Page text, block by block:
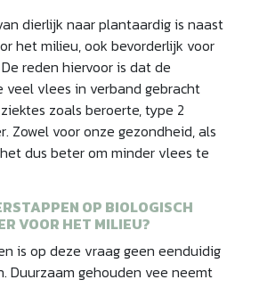
dierlijk naar plantaardig is naast
het milieu, ook bevorderlijk voor
reden hiervoor is dat de
veel vlees in verband gebracht
zoals beroerte, type 2
Zowel voor onze gezondheid, als
dus beter om minder vlees te
OP BIOLOGISCH
VOOR HET MILIEU?
is op deze vraag geen eenduidig
Duurzaam gehouden vee neemt